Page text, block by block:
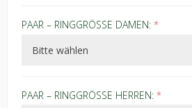
PAAR – RINGGRÖSSE DAMEN: *
PAAR – RINGGRÖSSE HERREN: *